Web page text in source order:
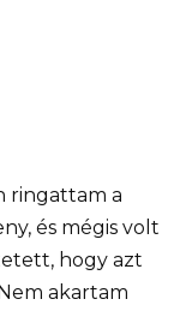
ringattam a
és mégis volt
hogy azt
akartam